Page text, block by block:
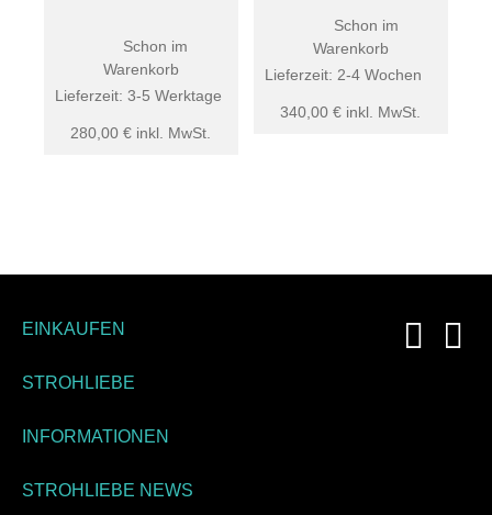
280,00 € inkl. MwSt.
Lieferzeit: 3-5 Werktage
Schon im
Warenkorb
340,00€ inkl. MwSt.
Lieferzeit: 2-4 Wochen
Schon im
Warenkorb
EINKAUFEN
STROHLIEBE
INFORMATIONEN
STROHLIEBE NEWS